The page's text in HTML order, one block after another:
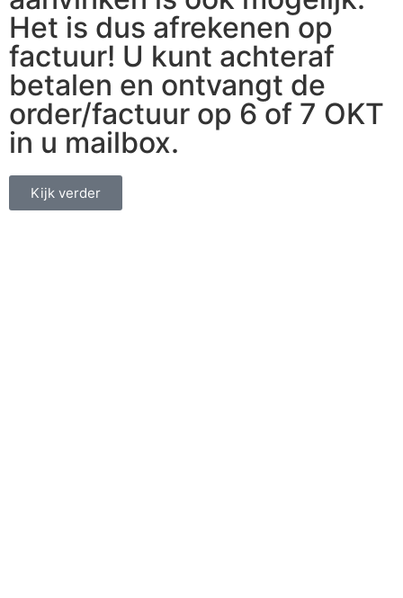
Het is dus afrekenen op
factuur! U kunt achteraf
betalen en ontvangt de
order/factuur op 6 of 7 OKT
in u mailbox.
Kijk verder